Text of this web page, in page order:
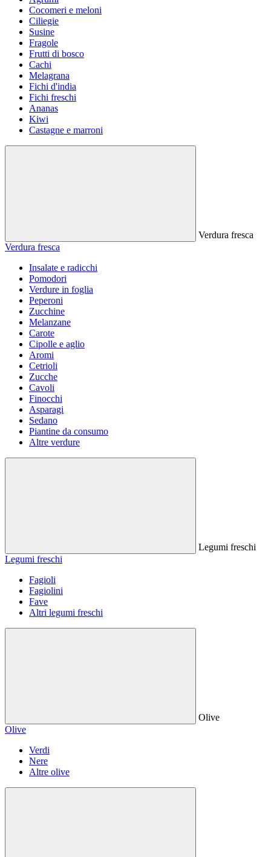
Cocomeri e meloni
Ciliegie
Susine
Fragole
Frutti di bosco
Cachi
Melagrana
Fichi d'india
Fichi freschi
Ananas
Kiwi
Castagne e marroni
Verdura fresca
Verdura fresca
Insalate e radicchi
Pomodori
Verdure in foglia
Peperoni
Zucchine
Melanzane
Carote
Cipolle e aglio
Aromi
Cetrioli
Zucche
Cavoli
Finocchi
Asparagi
Sedano
Piantine da consumo
Altre verdure
Legumi freschi
Legumi freschi
Fagioli
Fagiolini
Fave
Altri legumi freschi
Olive
Olive
Verdi
Nere
Altre olive